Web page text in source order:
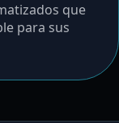
que
para sus